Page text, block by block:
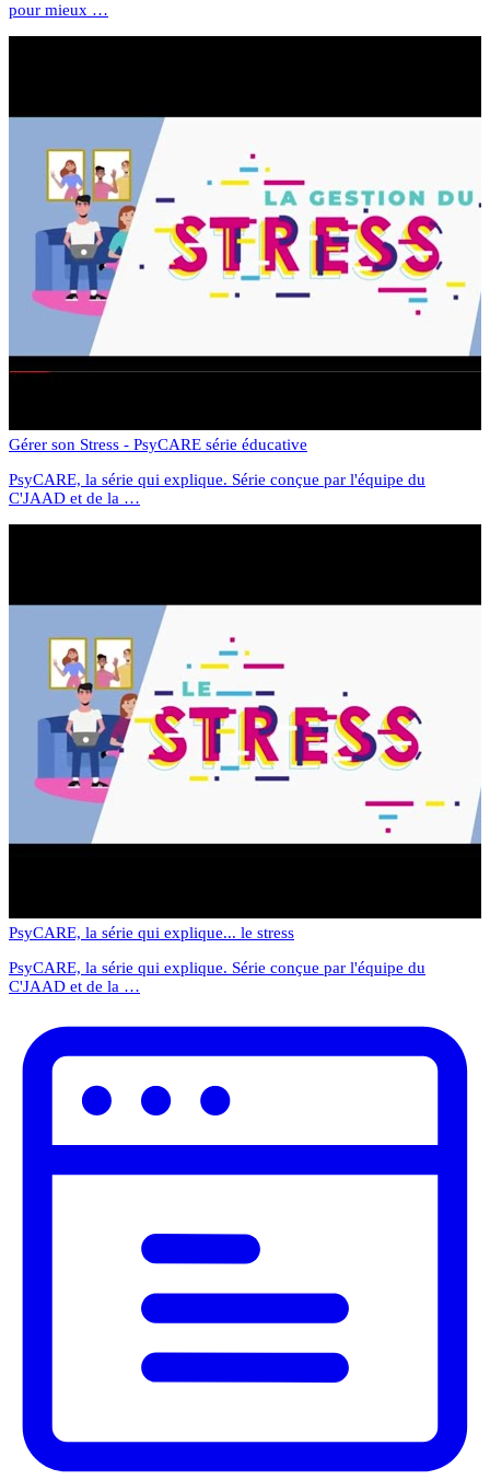
pour mieux …
Gérer son Stress - PsyCARE série éducative
PsyCARE, la série qui explique. Série conçue par l'équipe du
C'JAAD et de la …
PsyCARE, la série qui explique... le stress
PsyCARE, la série qui explique. Série conçue par l'équipe du
C'JAAD et de la …